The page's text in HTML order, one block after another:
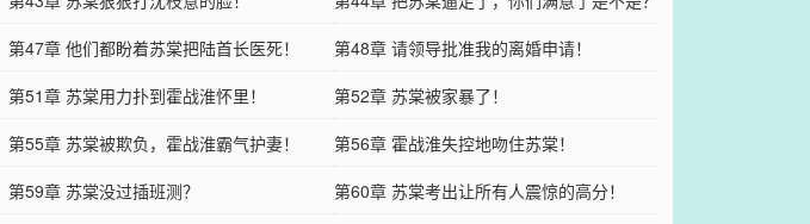
第47章 他们都盼着苏棠把陆首长医死！
第48章 请领导批准我的离婚申请！
第51章 苏棠用力扑到霍战淮怀里！
第52章 苏棠被家暴了！
第55章 苏棠被欺负，霍战淮霸气护妻！
第56章 霍战淮失控地吻住苏棠！
第59章 苏棠没过插班测？
第60章 苏棠考出让所有人震惊的高分！